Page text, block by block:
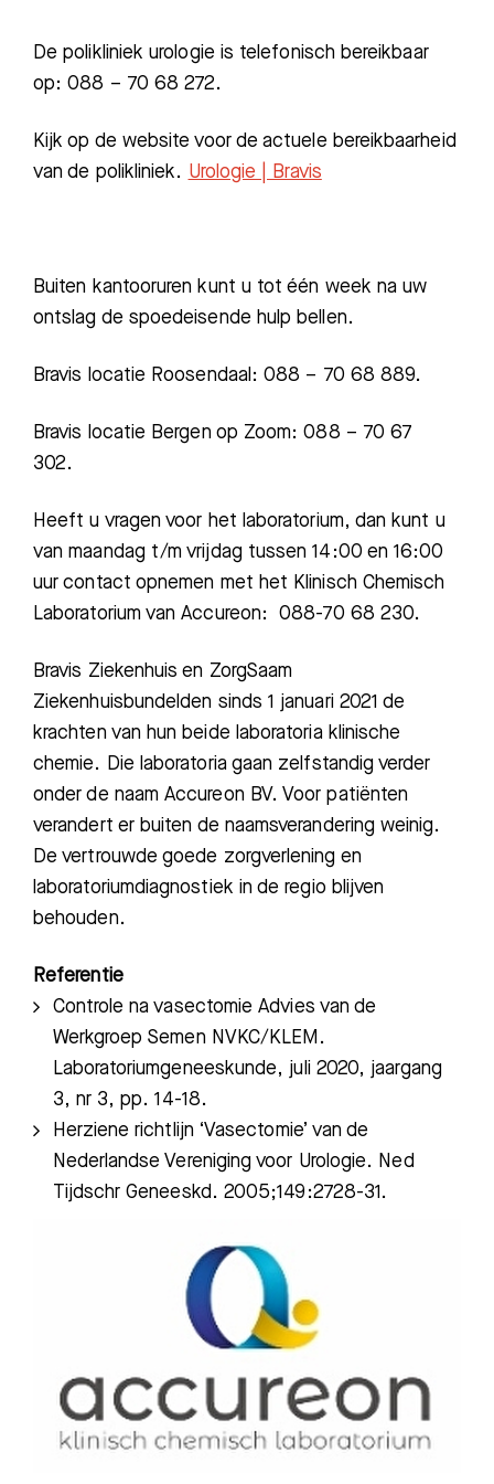
De polikliniek urologie is telefonisch bereikbaar
op: 088 – 70 68 272.
Kijk op de website voor de actuele bereikbaarheid
van de polikliniek. Urologie | Bravis
Buiten kantooruren kunt u tot één week na uw
ontslag de spoedeisende hulp bellen.
Bravis locatie Roosendaal: 088 – 70 68 889.
Bravis locatie Bergen op Zoom: 088 – 70 67
302.
Heeft u vragen voor het laboratorium, dan kunt u
van maandag t/m vrijdag tussen 14:00 en 16:00
uur contact opnemen met het Klinisch Chemisch
Laboratorium van Accureon: 088-70 68 230.
Bravis Ziekenhuis en ZorgSaam
Ziekenhuisbundelden sinds 1 januari 2021 de
krachten van hun beide laboratoria klinische
chemie. Die laboratoria gaan zelfstandig verder
onder de naam Accureon BV. Voor patiënten
verandert er buiten de naamsverandering weinig.
De vertrouwde goede zorgverlening en
laboratoriumdiagnostiek in de regio blijven
behouden.
Referentie
Controle na vasectomie Advies van de
Werkgroep Semen NVKC/KLEM.
Laboratoriumgeneeskunde, juli 2020, jaargang
3, nr 3, pp. 14-18.
Herziene richtlijn ‘Vasectomie’ van de
Nederlandse Vereniging voor Urologie. Ned
Tijdschr Geneeskd. 2005;149:2728-31.